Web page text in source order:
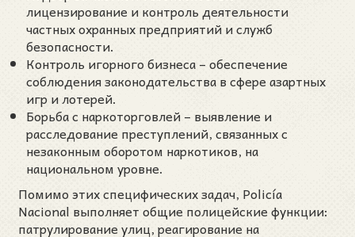
лицензирование и контроль деятельности
частных охранных предприятий и служб
безопасности.
Контроль игорного бизнеса – обеспечение
соблюдения законодательства в сфере азартных
игр и лотерей.
Борьба с наркоторговлей – выявление и
расследование преступлений, связанных с
незаконным оборотом наркотиков, на
национальном уровне.
Помимо этих специфических задач, Policía
Nacional выполняет общие полицейские функции:
патрулирование улиц, реагирование на